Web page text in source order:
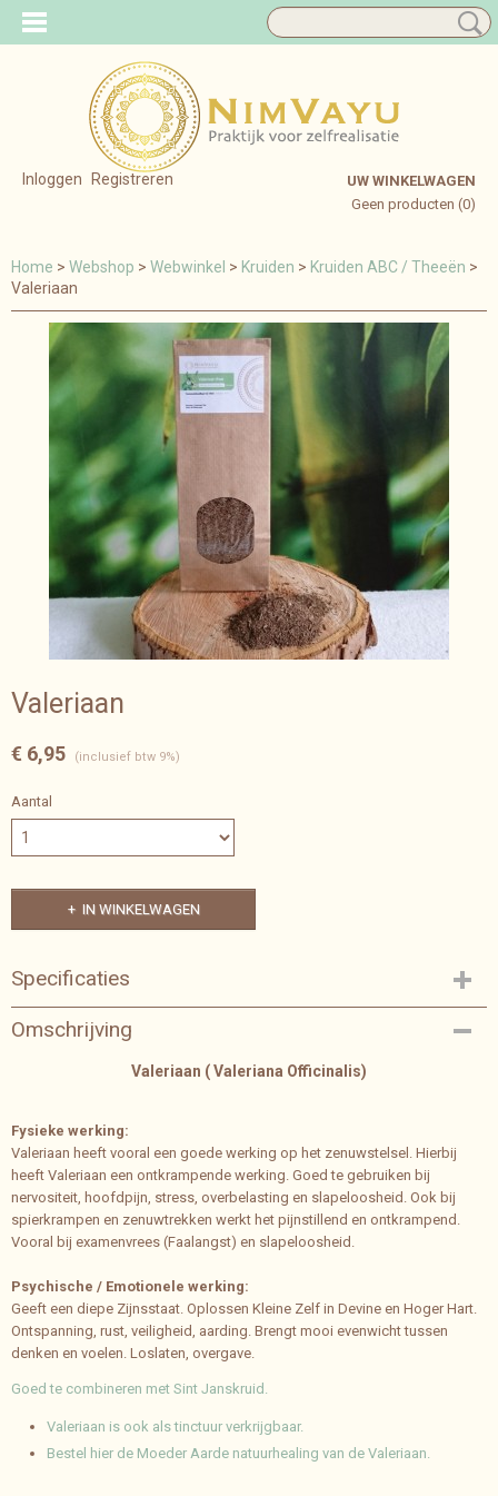
Inloggen Registreren
UW WINKELWAGEN
Geen producten (0)
Home > Webshop > Webwinkel > Kruiden > Kruiden ABC / Theeën >
Valeriaan
Valeriaan
€ 6,95 (inclusief btw 9%)
Aantal
IN WINKELWAGEN
Specificaties
Bruto gewicht
0,04 Kg
Omschrijving
Valeriaan ( Valeriana Officinalis)
Fysieke werking:
Valeriaan heeft vooral een goede werking op het zenuwstelsel. Hierbij
heeft Valeriaan een ontkrampende werking. Goed te gebruiken bij
nervositeit, hoofdpijn, stress, overbelasting en slapeloosheid. Ook bij
spierkrampen en zenuwtrekken werkt het pijnstillend en ontkrampend.
Vooral bij examenvrees (Faalangst) en slapeloosheid.
Psychische / Emotionele werking:
Geeft een diepe Zijnsstaat. Oplossen Kleine Zelf in Devine en Hoger Hart.
Ontspanning, rust, veiligheid, aarding. Brengt mooi evenwicht tussen
denken en voelen. Loslaten, overgave.
Goed te combineren met Sint Janskruid.
Valeriaan is ook als tinctuur verkrijgbaar.
Bestel hier de Moeder Aarde natuurhealing van de Valeriaan.